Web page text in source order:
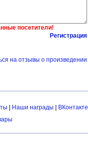
посетители!
Регистрация
на отзывы о произведении
| Наши награды | ВКонтакте